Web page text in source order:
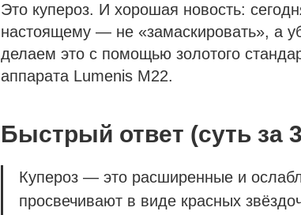
Это купероз. И хорошая новость:
настоящему — не «замаскировать», а
делаем это с помощью золотого
аппарата Lumenis M22.
Быстрый ответ (суть за
Купероз — это расширенные и
просвечивают в виде красных